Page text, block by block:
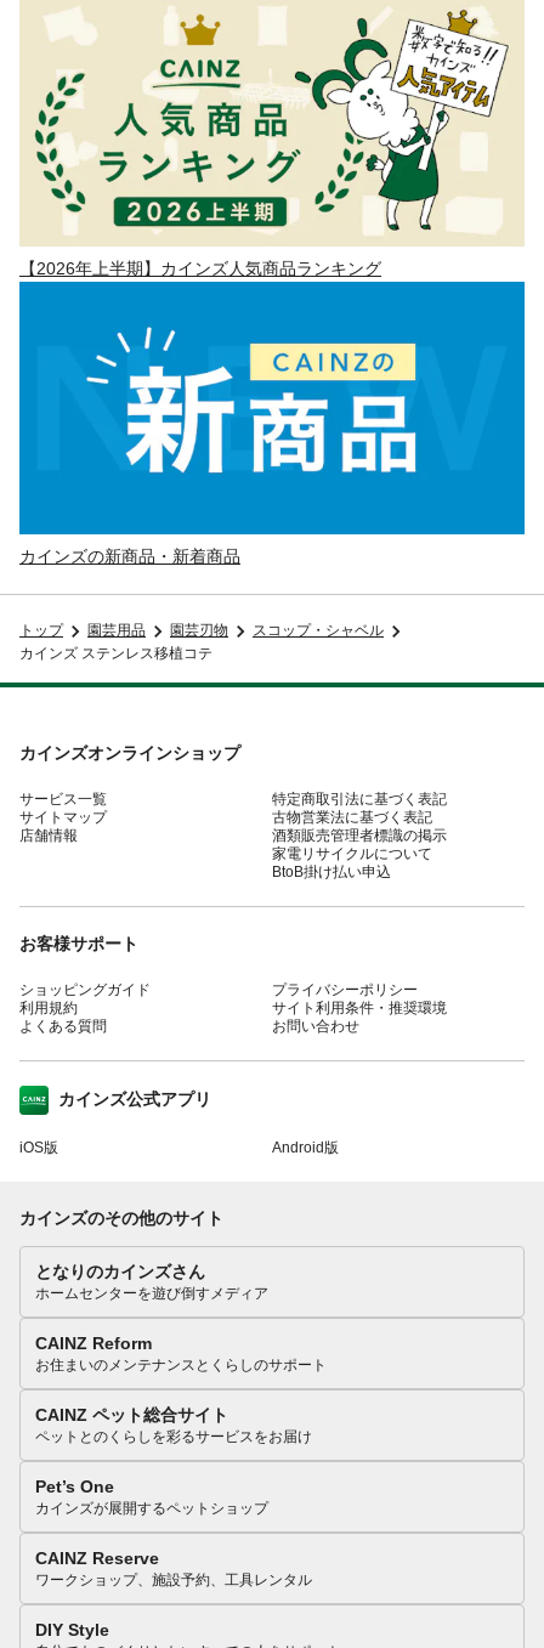
【2026年上半期】カインズ人気商品ランキング
カインズの新商品・新着商品
トップ 園芸用品 園芸刃物
スコップ・シャベル
カインズ ステンレス移植コテ
カインズオンラインショップ
サービス一覧
サイトマップ
店舗情報
特定商取引法に基づく表記
古物営業法に基づく表記
酒類販売管理者標識の掲示
家電リサイクルについて
BtoB掛け払い申込
お客様サポート
ショッピングガイド
利用規約
よくある質問
プライバシーポリシー
サイト利用条件・推奨環境
お問い合わせ
カインズ公式アプリ
iOS版 Android版
カインズのその他のサイト
となりのカインズさん
ホームセンターを遊び倒すメディア
CAINZ Reform
お住まいのメンテナンスとくらしのサポート
CAINZ ペット総合サイト
ペットとのくらしを彩るサービスをお届け
Pet’s One
カインズが展開するペットショップ
CAINZ Reserve
ワークショップ、施設予約、工具レンタル
DIY Style